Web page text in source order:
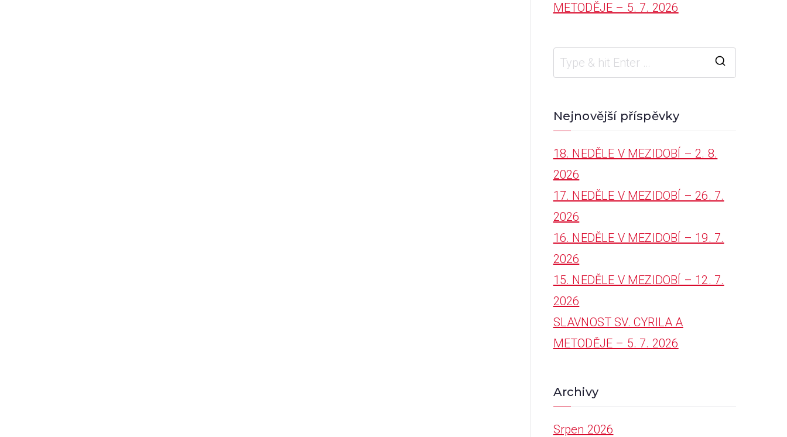
METODĚJE – 5. 7. 2026
r
Nejnovější příspěvky
18. NEDĚLE V MEZIDOBÍ – 2. 8.
2026
17. NEDĚLE V MEZIDOBÍ – 26. 7.
2026
16. NEDĚLE V MEZIDOBÍ – 19. 7.
2026
15. NEDĚLE V MEZIDOBÍ – 12. 7.
2026
SLAVNOST SV. CYRILA A
METODĚJE – 5. 7. 2026
Archivy
Srpen 2026